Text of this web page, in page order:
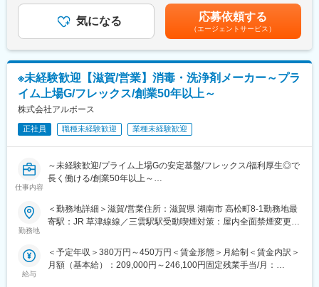
ランスも重視した働きやすい環境です。
も可能です。
■企業の特徴/魅力
当社は東証プライム上場のグループ企業として、医薬品製造の受
託製造に特化。安定した経営基盤と最先端の設備環境が強みで
す。
■社員インタビューページもご覧ください！
https://www.kyorin-gfc.co.jp/recruit/recruit-interview04/
※面接通過者に対し、後日適正検査を実施することがあります。
------------------------------------------------------------
面接回数は選考会の1回を予定しておりますが、場合によって2回
となる可能性があります。
■業務内容：
学校や病院、官公庁、食品工場などで使用されるハンドソープや
業務用洗浄剤、消毒剤の製造業務をお任せします。主な業務は製
品の調合や充填作業ですが、製造ラインの管理や簡単なメンテナ
ンスもお任せします。
■業務詳細：
・原料の計量や投入作業
・洗浄剤や石鹸液の調合作業
・調合後の製品の充填、ラベル貼付、箱詰め作業
＜その他＞
気になる 応募依頼する
（エージェントサービス）
※未経験歓迎【滋賀/営業】消毒・洗浄剤メーカー～プラ
イム上場G/フレックス/創業50年以上～
株式会社アルボース
正社員 職種未経験歓迎 業種未経験歓迎
仕事内容
～未経験歓迎/プライム上場Gの安定基盤/フレックス/福利厚生◎で
長く働ける/創業50年以上～
■業務内容：
手洗石鹸液、除菌、洗浄剤を商材としたスーパーマーケットや学
す。
単に物を売るのではなく、顧客ニーズを引き出す戦略的な営業で
勤務地
＜勤務地詳細＞滋賀/営業住所：滋賀県 湖南市 高松町8-1勤務地最
寄駅：JR 草津線線／三雲駅駅受動喫煙対策：屋内全面禁煙変更の
給与
＜予定年収＞380万円～450万円＜賃金形態＞月給制＜賃金内訳＞
月額（基本給）：209,000円～246,100円固定残業手当/月：